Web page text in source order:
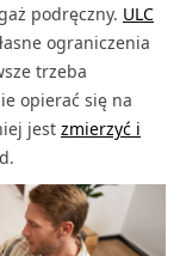
podręczny. ULC
ograniczenia
trzeba
opierać się na
jest zmierzyć i